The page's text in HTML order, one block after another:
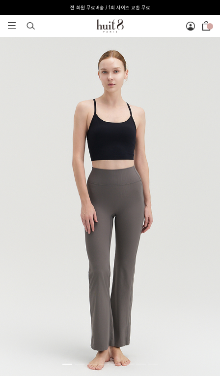
[온라인 익스클루시브] 온라인 회원 단독 40%